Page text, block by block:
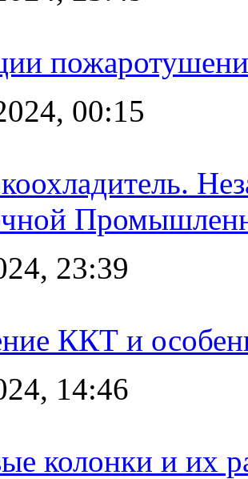
00:15
23:39
ККТ и
14:46
колонки и их